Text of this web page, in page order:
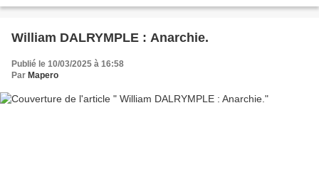
William DALRYMPLE : Anarchie.
Publié le 10/03/2025 à 16:58
Par Mapero